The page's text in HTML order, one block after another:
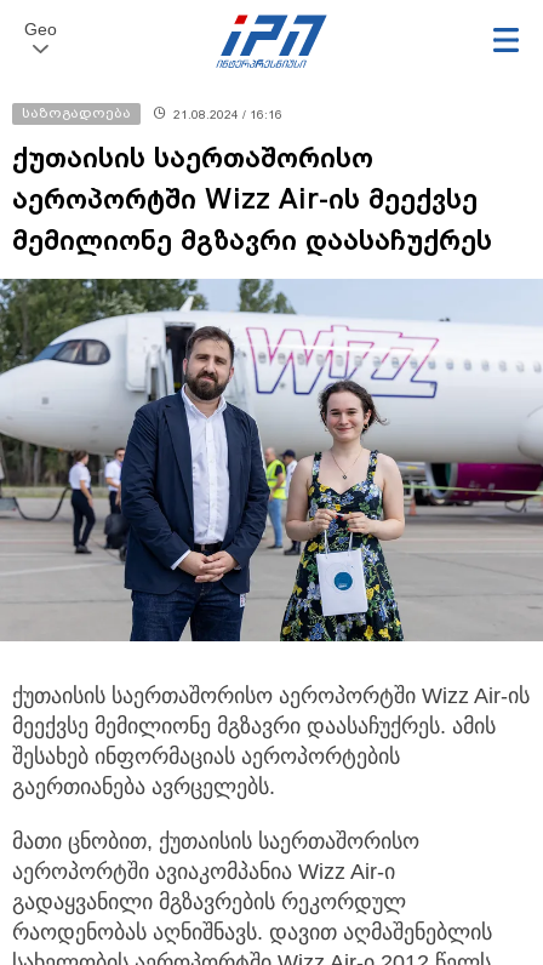
Geo
საზოგადოება 21.08.2024 / 16:16
ქუთაისის საერთაშორისო
აეროპორტში Wizz Air-ის მეექვსე
მემილიონე მგზავრი დაასაჩუქრეს
ქუთაისის საერთაშორისო აეროპორტში Wizz Air-ის
მეექვსე მემილიონე მგზავრი დაასაჩუქრეს. ამის
შესახებ ინფორმაციას აეროპორტების
გაერთიანება ავრცელებს.
მათი ცნობით, ქუთაისის საერთაშორისო
აეროპორტში ავიაკომპანია Wizz Air-ი
გადაყვანილი მგზავრების რეკორდულ
რაოდენობას აღნიშნავს. დავით აღმაშენებლის